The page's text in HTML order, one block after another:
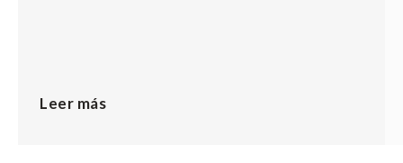
Leer más